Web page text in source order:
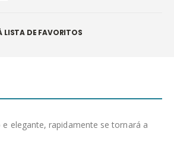
LISTA DE FAVORITOS
elegante, rapidamente se tornará a